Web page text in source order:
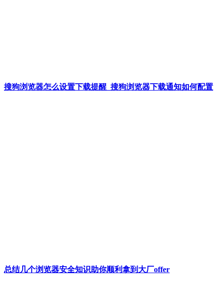
搜狗浏览器怎么设置下载提醒_搜狗浏览器下载通知如何配置
总结几个浏览器安全知识助你顺利拿到大厂offer